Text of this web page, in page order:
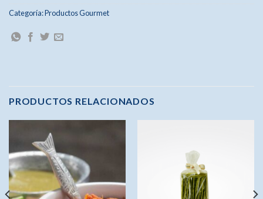
Categoría:Productos Gourmet
PRODUCTOS RELACIONADOS